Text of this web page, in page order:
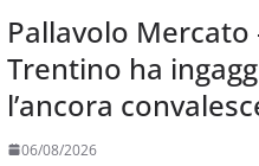
Pallavolo Mercato
Trentino ha
l’ancora
Alexandra Ravarini
06/08/2026